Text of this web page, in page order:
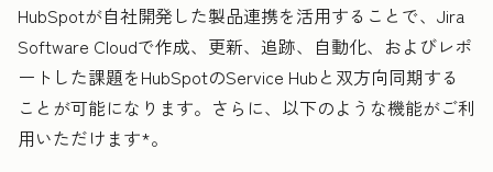
HubSpotが自社開発した製品連携を活用することで、Jira
Software Cloudで作成、更新、追跡、自動化、およびレポ
ートした課題をHubSpotのService Hubと双方向同期する
ことが可能になります。さらに、以下のような機能がご利
用いただけます*。